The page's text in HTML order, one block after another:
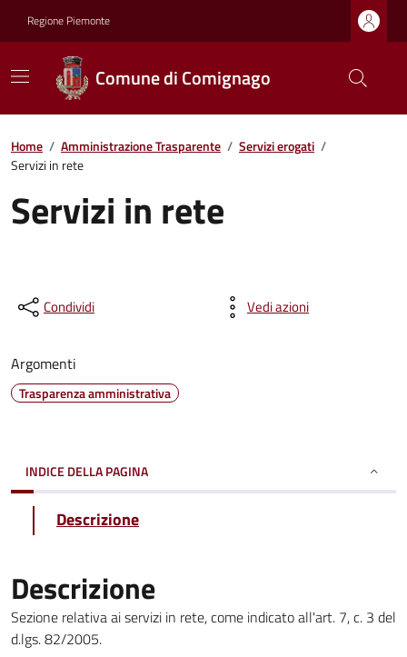
Regione Piemonte
Comune di Comignago
Home / Amministrazione Trasparente / Servizi erogati /
Servizi in rete
Servizi in rete
Condividi Vedi azioni
Argomenti
Trasparenza amministrativa
INDICE DELLA PAGINA
Descrizione
Descrizione
Sezione relativa ai servizi in rete, come indicato all'art. 7, c. 3 del
d.lgs. 82/2005.